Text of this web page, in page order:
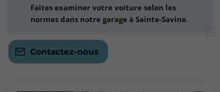
Faites examiner votre voiture selon les
normes dans notre garage à Sainte-Savine.
Contactez-nous